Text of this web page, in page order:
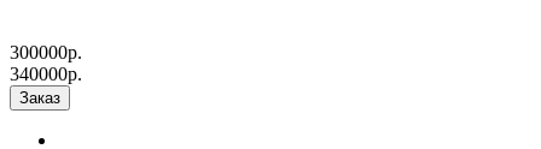
300000р.
340000р.
Заказ